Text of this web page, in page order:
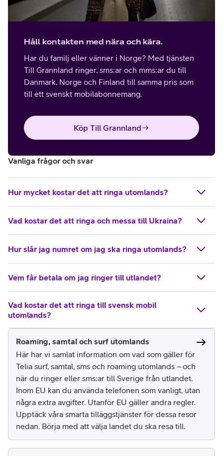
Håll kontakten med nära och kära.
Har du familj eller vänner i Norge? Med tjänsten
Till Grannland ringer, sms:ar och mms:ar du till
Danmark, Norge och Finland till samma pris som
till ett svenskt mobilabonnemang.
Köp Till Grannland
Vanliga frågor och svar
Hur mycket kostar det att ringa utomlands?
Vad kostar det att ringa och messa till Ukraina?
Hur slår jag numret om jag ska ringa utomlands?
Vem får betala om jag ringer till utlandet?
Vad kostar det att ringa till svensk mobil
utomlands?
Roaming, samtal och surf utomlands
Här har vi samlat information om vad som gäller för
Telia surf, samtal, sms och roaming utomlands – och
när du ringer eller sms:ar till Sverige från utlandet.
Inom EU kan du använda telefonen som vanligt, utan
några extra avgifter. Utanför EU gäller andra regler.
Upptäck våra smarta tilläggstjänster för dessa resor
nedan. Börja med att välja landet du ska resa till.